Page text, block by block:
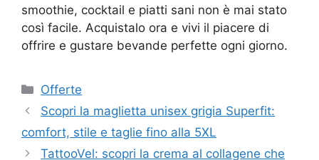
smoothie, cocktail e piatti sani non è mai stato
così facile. Acquistalo ora e vivi il piacere di
offrire e gustare bevande perfette ogni giorno.
Categorie
Offerte
Scopri la maglietta unisex grigia Superfit:
comfort, stile e taglie fino alla 5XL
TattooVel: scopri la crema al collagene che